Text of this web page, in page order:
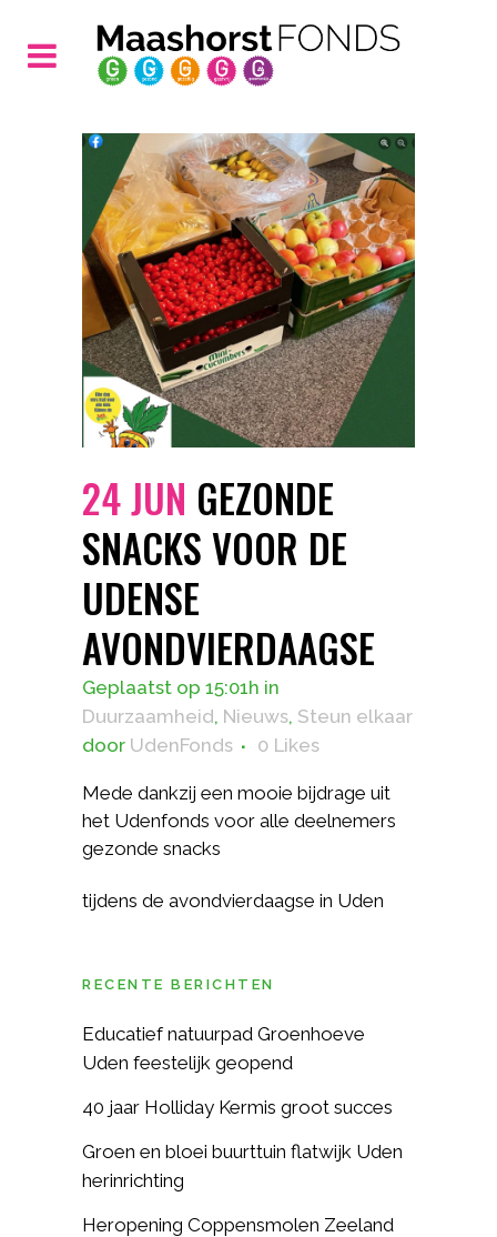
24 JUN GEZONDE
SNACKS VOOR DE
UDENSE
AVONDVIERDAAGSE
Geplaatst op 15:01h in
Duurzaamheid, Nieuws, Steun elkaar
door UdenFonds 0 Likes
Mede dankzij een mooie bijdrage uit
het Udenfonds voor alle deelnemers
gezonde snacks
tijdens de avondvierdaagse in Uden
RECENTE BERICHTEN
Educatief natuurpad Groenhoeve
Uden feestelijk geopend
40 jaar Holliday Kermis groot succes
Groen en bloei buurttuin flatwijk Uden
herinrichting
Heropening Coppensmolen Zeeland